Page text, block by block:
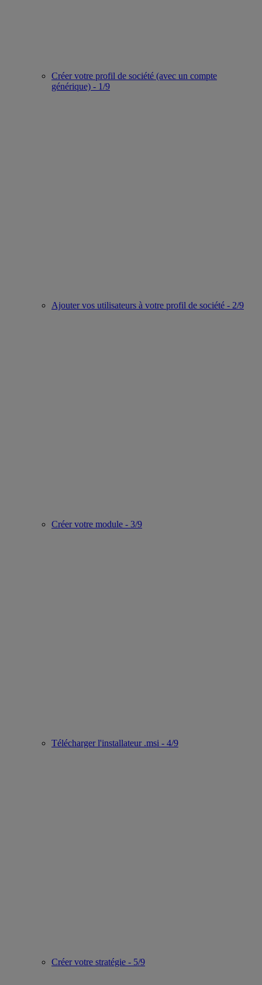
Créer votre profil de société (avec un compte
générique) - 1/9
Ajouter vos utilisateurs à votre profil de société - 2/9
Créer votre module - 3/9
Télécharger l'installateur .msi - 4/9
Créer votre stratégie - 5/9